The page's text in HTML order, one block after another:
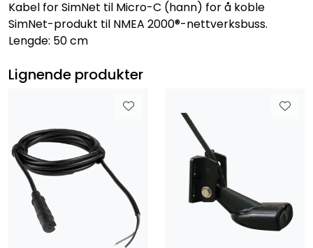
Kabel for SimNet til Micro-C (hann) for å koble
SimNet-produkt til NMEA 2000®-nettverksbuss.
Lengde: 50 cm
Lignende produkter